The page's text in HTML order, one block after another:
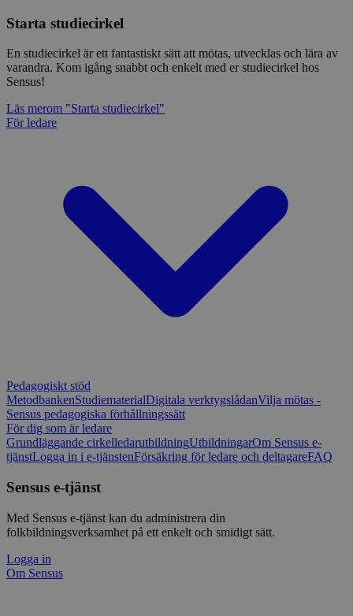
Starta studiecirkel
En studiecirkel är ett fantastiskt sätt att mötas, utvecklas och lära av
varandra. Kom igång snabbt och enkelt med er studiecirkel hos
Sensus!
Läs merom "Starta studiecirkel"
För ledare
Pedagogiskt stöd
MetodbankenStudiematerialDigitala verktygslådanVilja mötas -
Sensus pedagogiska förhållningssätt
För dig som är ledare
Grundläggande cirkelledarutbildningUtbildningarOm Sensus e-
tjänstLogga in i e-tjänstenFörsäkring för ledare och deltagareFAQ
Sensus e-tjänst
Med Sensus e-tjänst kan du administrera din
folkbildningsverksamhet på ett enkelt och smidigt sätt.
Logga in
Om Sensus